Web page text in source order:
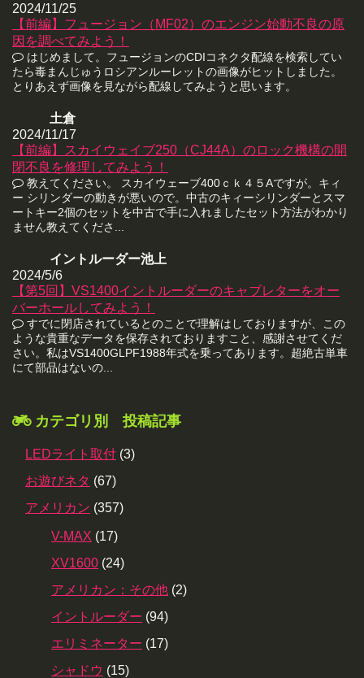
2024/11/25
【前編】フュージョン（MF02）のエンジン始動不良の原
因を調べてみよう！
はじめまして。フュージョンのCDIコネクタ配線を検索してい
たら毒まんじゅうロシアンルーレットの画像がヒットしました。
とりあえず画像を見ながら配線してみようと思います。
土倉
2024/11/17
【前編】スカイウェイブ250（CJ44A）のロック機構の開
閉不良を修理してみよう！
教えてください。 スカイウェーブ400ｃｋ４５Aですが。キィ
ー シリンダーの動きが悪いので。中古のキィーシリンダーとスマ
ートキー2個のセットを中古で手に入れましたセット方法がわかり
ません教えてくださ...
イントルーダー池上
2024/5/6
【第5回】VS1400イントルーダーのキャブレターをオー
バーホールしてみよう！
すでに閉店されているとのことで理解はしておりますが、この
ような貴重なデータを保存されておりますこと、感謝させてくだ
さい。私はVS1400GLPF1988年式を乗ってあります。超絶古単車
にて部品はないの...
カテゴリ別 投稿記事
LEDライト取付 (3)
お遊びネタ (67)
アメリカン (357)
V-MAX (17)
XV1600 (24)
アメリカン：その他 (2)
イントルーダー (94)
エリミネーター (17)
シャドウ (15)